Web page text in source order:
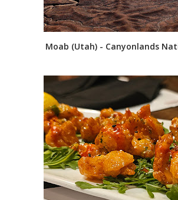
Moab (Utah) - Canyonlands